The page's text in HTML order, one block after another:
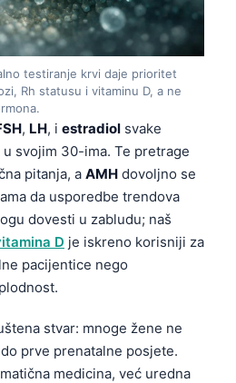
testiranje krvi daje prioritet
Rh statusu i vitaminu D, a ne
, LH, i estradiol svake
svojim 30-ima. Te pretrage
pitanja, a AMH dovoljno se
da usporedbe trendova
dovesti u zabludu; naš
D je iskreno korisniji za
pacijentice nego
stvar: mnoge žene ne
prve prenatalne posjete.
medicina, već uredna